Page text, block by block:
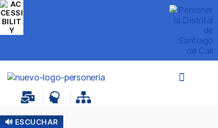
🔊 ESCUCHAR